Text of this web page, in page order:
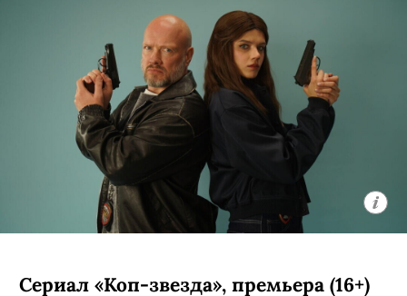
выйти из своего дома, а на горизонте
постепенно начинает маячить еще
более опасная аномалия. Сценарий
написал Мэттью Робинсон, автор
«Удачи, веселья, не сдохни».
С 7 августа, Netflix
ЧТО ЕЩЕ ПОСМОТРЕТЬ